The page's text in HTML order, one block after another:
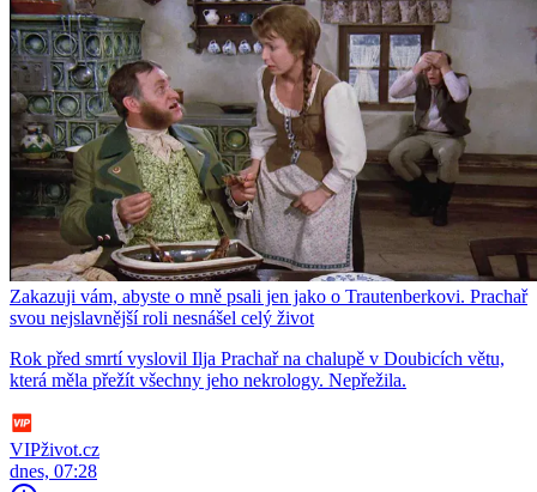
Zakazuji vám, abyste o mně psali jen jako o Trautenberkovi. Prachař
svou nejslavnější roli nesnášel celý život
Rok před smrtí vyslovil Ilja Prachař na chalupě v Doubicích větu,
která měla přežít všechny jeho nekrology. Nepřežila.
VIPživot.cz
dnes, 07:28